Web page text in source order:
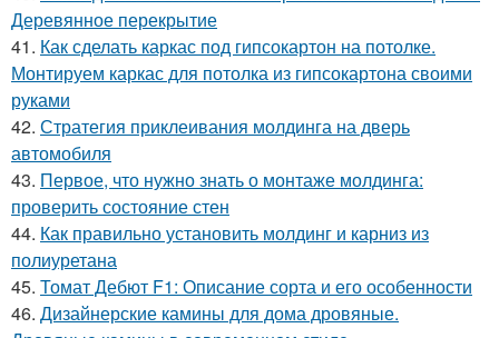
Деревянное перекрытие
41. Как сделать каркас под гипсокартон на потолке.
Монтируем каркас для потолка из гипсокартона своими
руками
42. Стратегия приклеивания молдинга на дверь
автомобиля
43. Первое, что нужно знать о монтаже молдинга:
проверить состояние стен
44. Как правильно установить молдинг и карниз из
полиуретана
45. Томат Дебют F1: Описание сорта и его особенности
46. Дизайнерские камины для дома дровяные.